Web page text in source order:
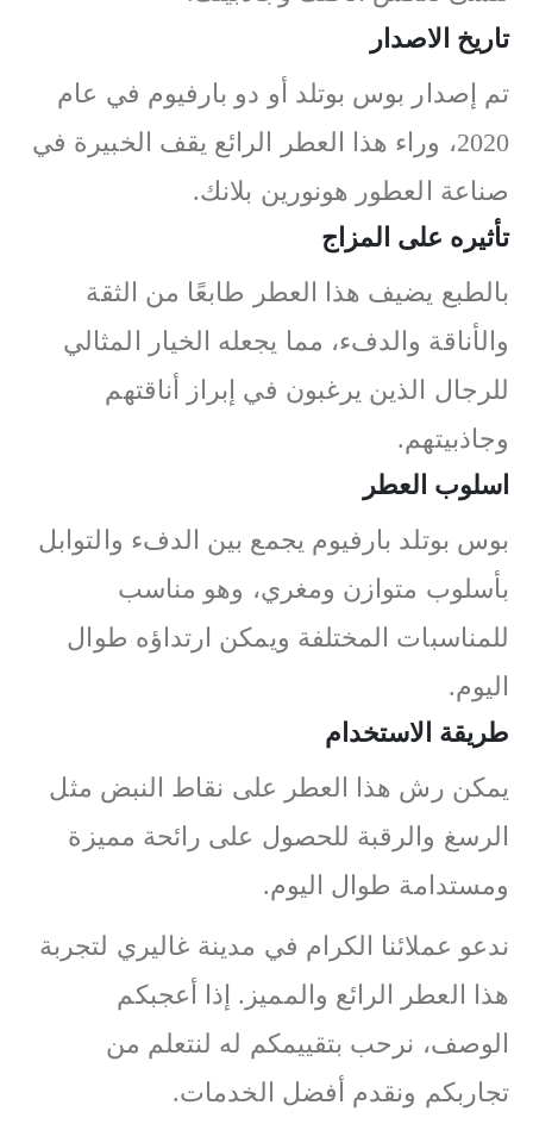
تاريخ الاصدار
تم إصدار بوس بوتلد أو دو بارفيوم في عام
2020، وراء هذا العطر الرائع يقف الخبيرة في
صناعة العطور هونورين بلانك.
تأثيره على المزاج
بالطبع يضيف هذا العطر طابعًا من الثقة
والأناقة والدفء، مما يجعله الخيار المثالي
للرجال الذين يرغبون في إبراز أناقتهم
وجاذبيتهم.
اسلوب العطر
بوس بوتلد بارفيوم يجمع بين الدفء والتوابل
بأسلوب متوازن ومغري، وهو مناسب
للمناسبات المختلفة ويمكن ارتداؤه طوال
اليوم.
طريقة الاستخدام
يمكن رش هذا العطر على نقاط النبض مثل
الرسغ والرقبة للحصول على رائحة مميزة
ومستدامة طوال اليوم.
ندعو عملائنا الكرام في مدينة غاليري لتجربة
هذا العطر الرائع والمميز. إذا أعجبكم
الوصف، نرحب بتقييمكم له لنتعلم من
تجاربكم ونقدم أفضل الخدمات.